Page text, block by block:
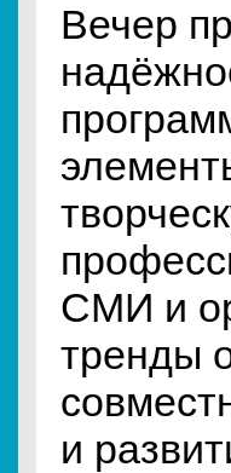
Вечер
СМИ и
тренды
и